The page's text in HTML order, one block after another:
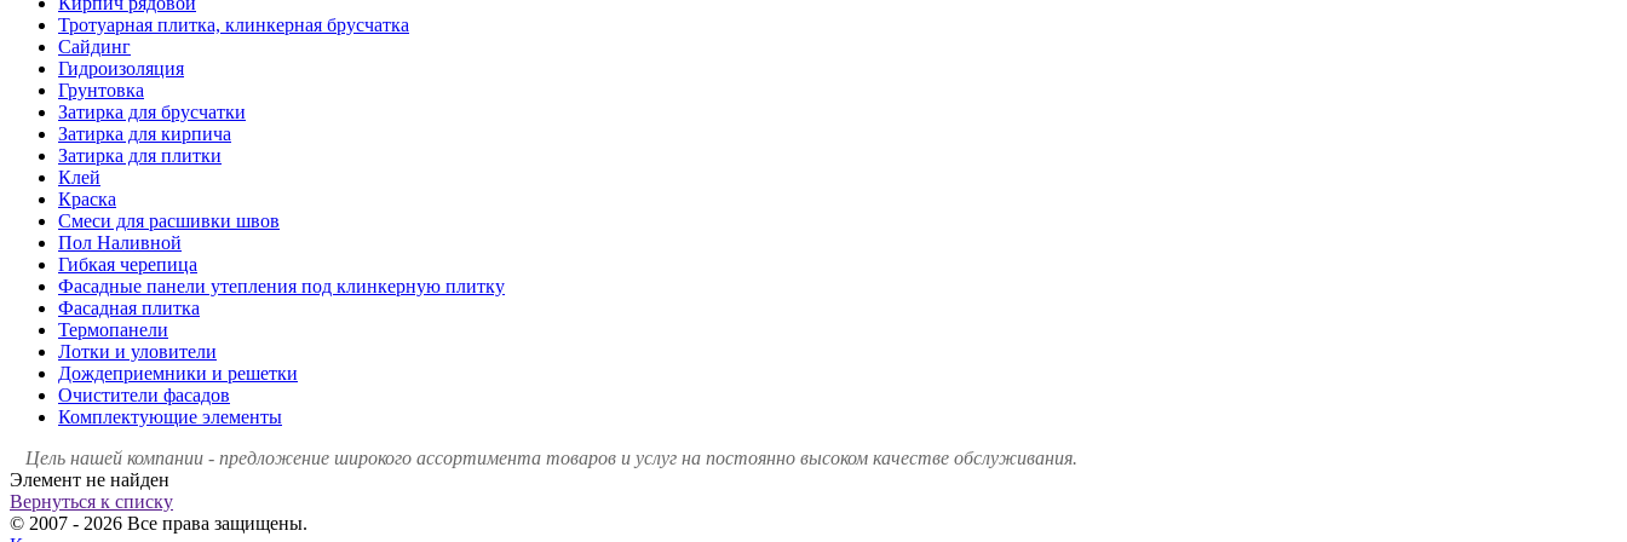
Тротуарная плитка, клинкерная брусчатка
Сайдинг
Гидроизоляция
Грунтовка
Затирка для брусчатки
Затирка для кирпича
Затирка для плитки
Клей
Краска
Смеси для расшивки швов
Пол Наливной
Гибкая черепица
Фасадные панели утепления под клинкерную плитку
Фасадная плитка
Термопанели
Лотки и уловители
Дождеприемники и решетки
Очистители фасадов
Комплектующие элементы
Цель нашей компании - предложение широкого ассортимента товаров и услуг на постоянно высоком качестве обслуживания.
Элемент не найден
Вернуться к списку
© 2007 - 2026 Все права защищены.